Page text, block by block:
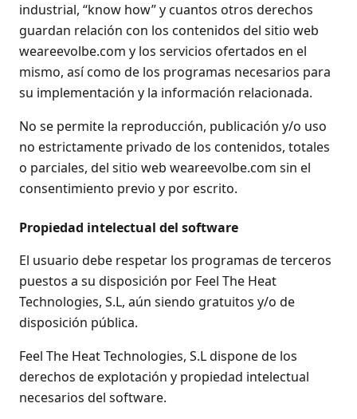
industrial, “know how” y cuantos otros derechos
guardan relación con los contenidos del sitio web
weareevolbe.com y los servicios ofertados en el
mismo, así como de los programas necesarios para
su implementación y la información relacionada.
No se permite la reproducción, publicación y/o uso
no estrictamente privado de los contenidos, totales
o parciales, del sitio web weareevolbe.com sin el
consentimiento previo y por escrito.
Propiedad intelectual del software
El usuario debe respetar los programas de terceros
puestos a su disposición por Feel The Heat
Technologies, S.L, aún siendo gratuitos y/o de
disposición pública.
Feel The Heat Technologies, S.L dispone de los
derechos de explotación y propiedad intelectual
necesarios del software.